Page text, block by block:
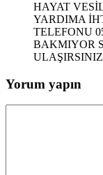
HAYAT
YARDIMA
TELEFONU
BAKMIYOR
ULAŞIRSINIZ
Yorum yapın